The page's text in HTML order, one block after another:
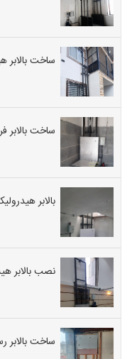
ساخت بالابر
ساخت بالابر
بالابر
نصب بالابر
ساخت بالابر